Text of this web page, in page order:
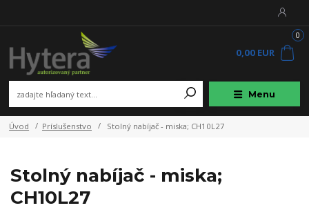
Menu
0
0,00 EUR
Úvod Príslušenstvo Stolný nabíjač - miska; CH10L27
Stolný nabíjač - miska;
CH10L27